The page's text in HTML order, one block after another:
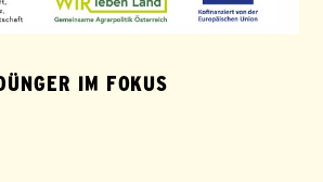
IM FOKUS